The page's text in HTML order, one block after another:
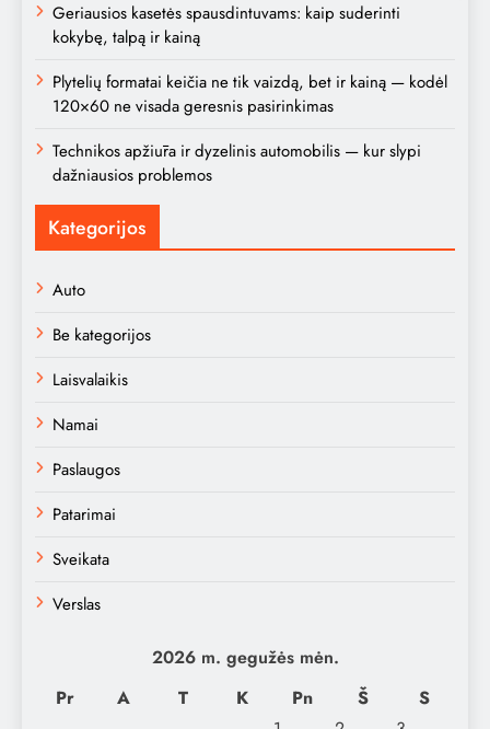
Geriausios kasetės spausdintuvams: kaip suderinti
kokybę, talpą ir kainą
Plytelių formatai keičia ne tik vaizdą, bet ir kainą — kodėl
120×60 ne visada geresnis pasirinkimas
Technikos apžiūra ir dyzelinis automobilis — kur slypi
dažniausios problemos
Kategorijos
Auto
Be kategorijos
Laisvalaikis
Namai
Paslaugos
Patarimai
Sveikata
Verslas
2026 m. gegužės mėn.
Pr
A T K Pn Š
S